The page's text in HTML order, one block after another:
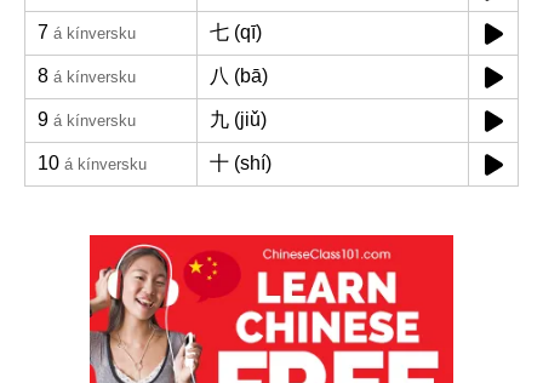
7 á kínversku 七 (qī)
8 á kínversku 八 (bā)
9 á kínversku 九 (jiǔ)
10 á kínversku 十 (shí)